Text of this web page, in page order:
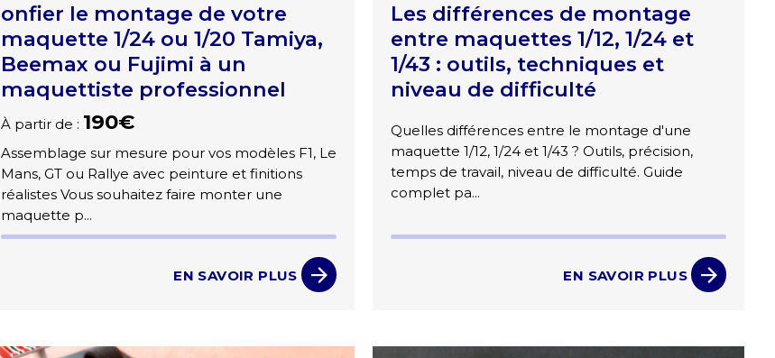
onfier le montage de votre
maquette 1/24 ou 1/20 Tamiya,
Beemax ou Fujimi à un
maquettiste professionnel
À partir de : 190€
Assemblage sur mesure pour vos modèles F1, Le
Mans, GT ou Rallye avec peinture et finitions
réalistes Vous souhaitez faire monter une
maquette p...
EN SAVOIR PLUS
Les différences de montage
entre maquettes 1/12, 1/24 et
1/43 : outils, techniques et
niveau de difficulté
Quelles différences entre le montage d'une
maquette 1/12, 1/24 et 1/43 ? Outils, précision,
temps de travail, niveau de difficulté. Guide
complet pa...
EN SAVOIR PLUS